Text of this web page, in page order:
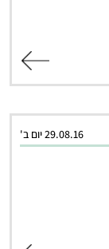
29.08.16 יום ב'